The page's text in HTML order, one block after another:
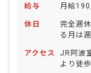
り、そ
給与 月給
休日
完全週
る月は
暇（法
連休相
アクセス
JR阿波
より徒歩10分 ■マイカ